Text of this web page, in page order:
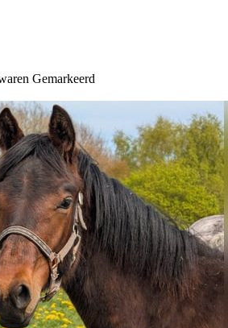
Gemarkeerd